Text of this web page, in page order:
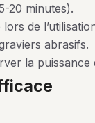
20 minutes).
de
abrasifs.
la puissance